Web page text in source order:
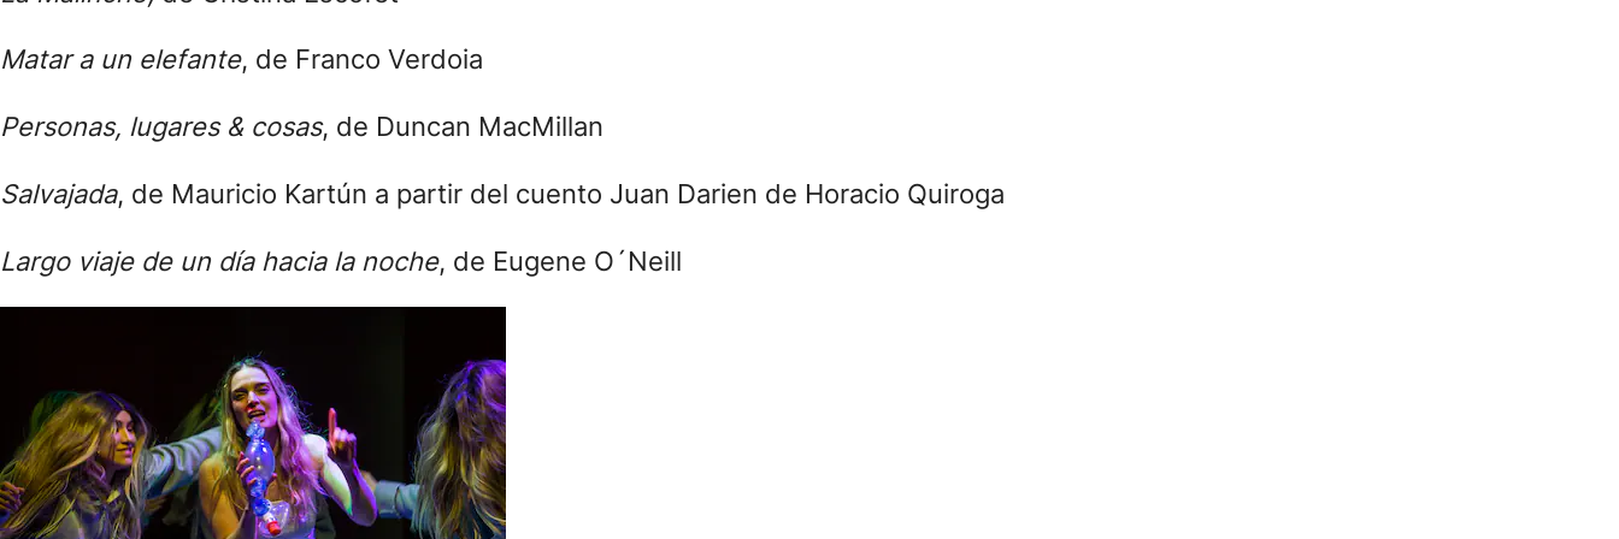
Matar a un elefante, de Franco Verdoia
Personas, lugares & cosas, de Duncan MacMillan
Salvajada, de Mauricio Kartún a partir del cuento Juan Darien de Horacio Quiroga
Largo viaje de un día hacia la noche, de Eugene O´Neill